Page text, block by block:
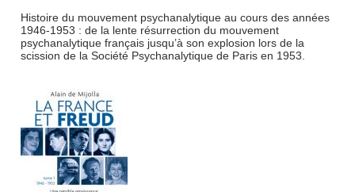
Histoire du mouvement psychanalytique au cours des années
1946-1953 : de la lente résurrection du mouvement
psychanalytique français jusqu’à son explosion lors de la
scission de la Société Psychanalytique de Paris en 1953.